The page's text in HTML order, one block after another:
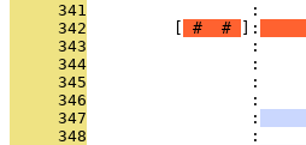
     341
:
     342
# # ]:
     343
:
     344
:
     345
:
     346
:
     347
                 :
     348
: